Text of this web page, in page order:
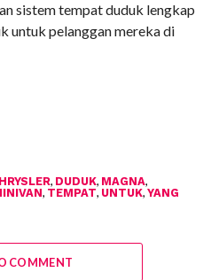
sistem tempat duduk lengkap
untuk pelanggan mereka di
, DUDUK, MAGNA,
, TEMPAT, UNTUK, YANG
COMMENT